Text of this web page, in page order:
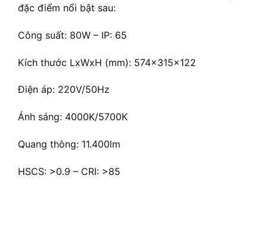
đặc điểm nổi bật sau:
Công suất: 80W – IP: 65
Kích thước LxWxH (mm): 574x315x122
Điện áp: 220V/50Hz
Ánh sáng: 4000K/5700K
Quang thông: 11.400lm
HSCS: >0.9 – CRI: >85